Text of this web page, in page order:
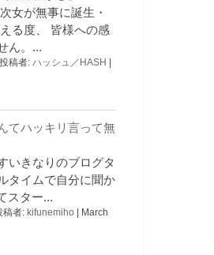
女が無事に誕生・
る度、 皆様への感
ん。...
投稿者: ハッシュ／HASH |
てハッキリ言って無
いきなりのブログタ
タイムで自分に聞か
スター...
稿者: kifunemiho
March